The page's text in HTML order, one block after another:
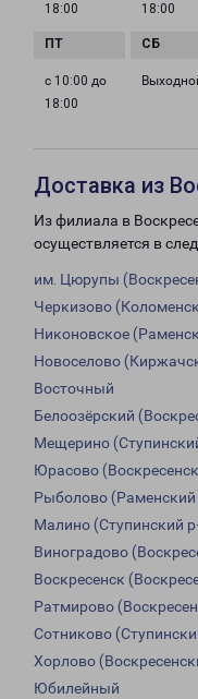
18:00
18:00
с 10:00 до
18:00
Доставка из
Из филиала в
осуществляется в
им. Цюрупы
Черкизово
Никоновское
Новоселово
Восточный
Белоозёрский
Мещерино
Юрасово
Рыболово (Раменский
Малино (Ступинский
Виноградово
Воскресенск
Ратмирово
Сотниково
Хорлово
Юбилейный